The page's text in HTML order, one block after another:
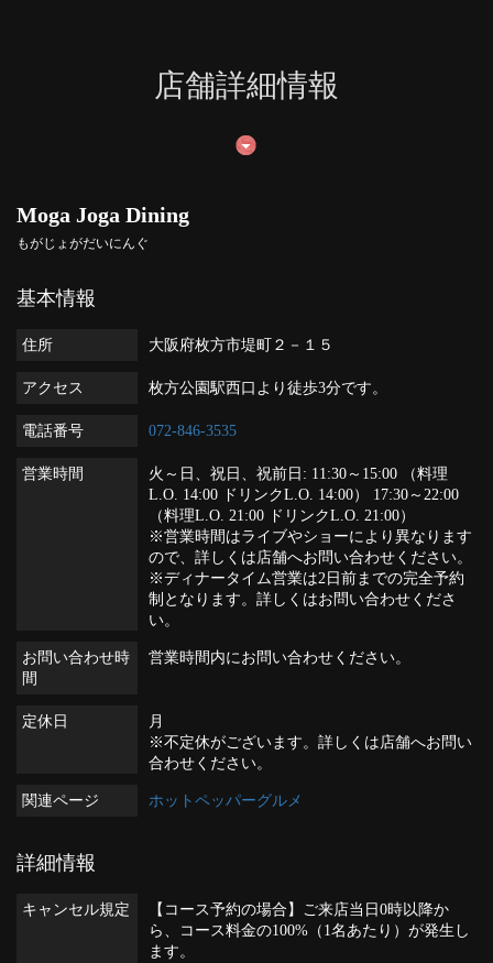
店舗詳細情報
Moga Joga Dining
もがじょがだいにんぐ
基本情報
住所 大阪府枚方市堤町２－１５
アクセス 枚方公園駅西口より徒歩3分です。
電話番号 072-846-3535
営業時間
火～日、祝日、祝前日: 11:30～15:00 （料理
L.O. 14:00 ドリンクL.O. 14:00） 17:30～22:00
（料理L.O. 21:00 ドリンクL.O. 21:00）
※営業時間はライブやショーにより異なります
ので、詳しくは店舗へお問い合わせください。
※ディナータイム営業は2日前までの完全予約
制となります。詳しくはお問い合わせくださ
い。
お問い合わせ時
間
営業時間内にお問い合わせください。
定休日
月
※不定休がございます。詳しくは店舗へお問い
合わせください。
関連ページ ホットペッパーグルメ
詳細情報
キャンセル規定
【コース予約の場合】ご来店当日0時以降か
ら、コース料金の100%（1名あたり）が発生し
ます。